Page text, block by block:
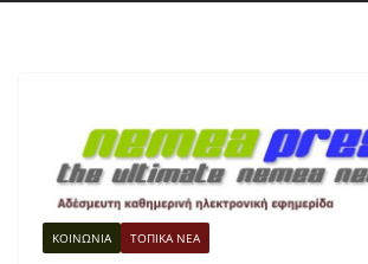
ΚΟΙΝΩΝΙΑ ΤΟΠΙΚΑ ΝΕΑ